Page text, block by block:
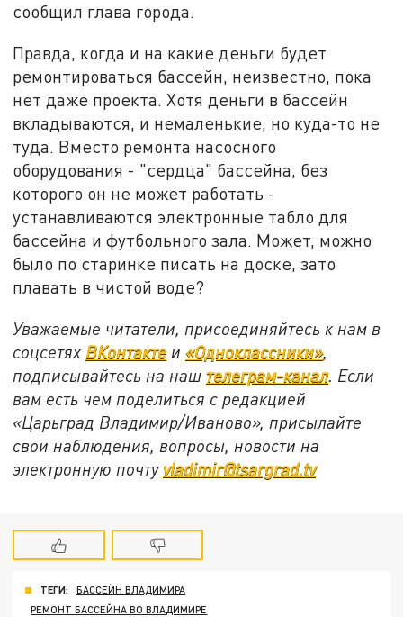
сообщил глава города.
Правда, когда и на какие деньги будет
ремонтироваться бассейн, неизвестно, пока
нет даже проекта. Хотя деньги в бассейн
вкладываются, и немаленькие, но куда-то не
туда. Вместо ремонта насосного
оборудования - "сердца" бассейна, без
которого он не может работать -
устанавливаются электронные табло для
бассейна и футбольного зала. Может, можно
было по старинке писать на доске, зато
плавать в чистой воде?
Уважаемые читатели, присоединяйтесь к нам в
соцсетях ВКонтакте и«Одноклассники»,
подписывайтесь на наш телеграм-канал. Если
вам есть чем поделиться с редакцией
«Царьград Владимир/Иваново», присылайте
свои наблюдения, вопросы, новости на
электронную почту vladimir@tsargrad.tv
ТЕГИ:
БАССЕЙН ВЛАДИМИРА
РЕМОНТ БАССЕЙНА ВО ВЛАДИМИРЕ